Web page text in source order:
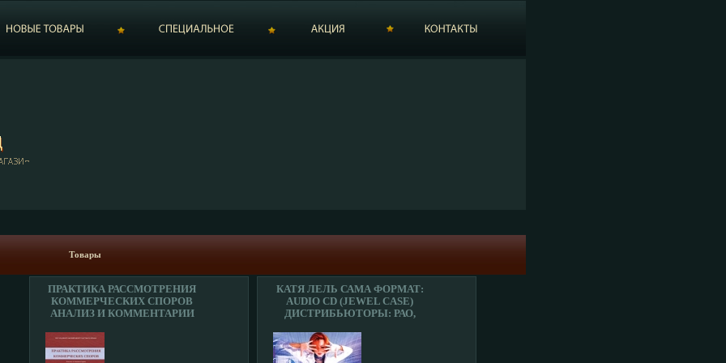
Товары
ПРАКТИКА РАССМОТРЕНИЯ
КОММЕРЧЕСКИХ СПОРОВ
АНАЛИЗ И КОММЕНТАРИИ
ПЛЕНУМА И ОБЗОРОВ
ПРЕЗИДИУМА ВЫСШЕГО
КАТЯ ЛЕЛЬ САМА ФОРМАТ:
AUDIO CD (JEWEL CASE)
ДИСТРИБЬЮТОРЫ: РАО,
ТОВАРЫ ХАРАКТЕРИСТИКИ
АУДИОНОСИТЕЛЕЙ 2002 Г